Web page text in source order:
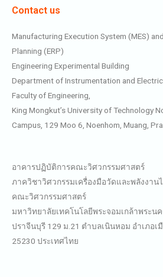
Contact us
Manufacturing Execution System (MES)
Planning (ERP)
Engineering Experimental Building
Department of Instrumentation and
Faculty of Engineering,
King Mongkut’s University of Technology
Campus, 129 Moo 6, Noenhom, Muang,
อาคารปฏิบัติการคณะวิศวกรรมศาสตร์
ภาควิชาวิศวกรรมเครื่องมือวัดและพลังงาน
คณะวิศวกรรมศาสตร์
มหาวิทยาลัยเทคโนโลยีพระจอมเกล้าพระน
ปราจีนบุรี 129 ม.21 ตำบลเนินหอม อำเภอเ
25230 ประเทศไทย